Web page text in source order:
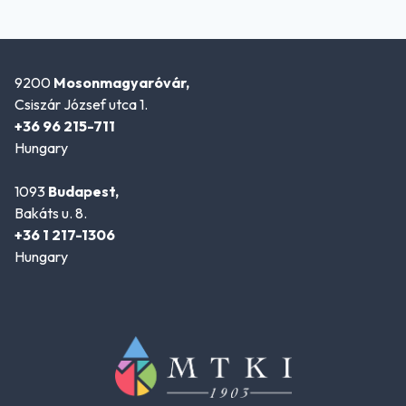
9200 Mosonmagyaróvár,
Csiszár József utca 1.
+36 96 215-711
Hungary
1093 Budapest,
Bakáts u. 8.
+36 1 217-1306
Hungary